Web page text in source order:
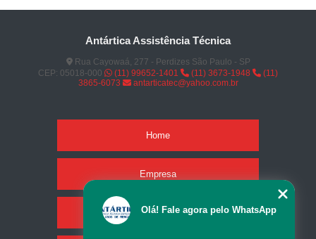
Antártica Assistência Técnica
Rua Cayowaá, 277 - Perdizes São Paulo - SP
CEP: 05018-000
(11) 99652-1401 (11) 3673-1948
(11)
3865-6073
antarticatec@yahoo.com.br
Home
Empresa
Missão
Olá! Fale agora pelo WhatsApp